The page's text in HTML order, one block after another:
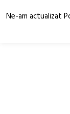
Ne-am actualizat